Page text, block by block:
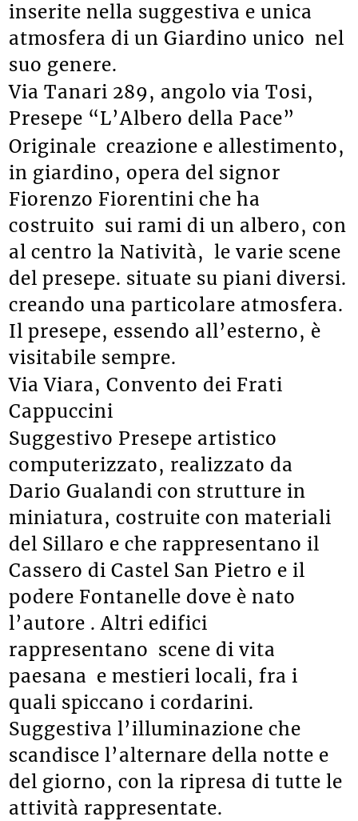
inserite nella suggestiva e unica
atmosfera di un Giardino unico nel
suo genere.
Via Tanari 289, angolo via Tosi,
Presepe “L’Albero della Pace”
Originale creazione e allestimento,
in giardino, opera del signor
Fiorenzo Fiorentini che ha
costruito sui rami di un albero, con
al centro la Natività, le varie scene
del presepe. situate su piani diversi.
creando una particolare atmosfera.
Il presepe, essendo all’esterno, è
visitabile sempre.
Via Viara, Convento dei Frati
Cappuccini
Suggestivo Presepe artistico
computerizzato, realizzato da
Dario Gualandi con strutture in
miniatura, costruite con materiali
del Sillaro e che rappresentano il
Cassero di Castel San Pietro e il
podere Fontanelle dove è nato
l’autore . Altri edifici
rappresentano scene di vita
paesana e mestieri locali, fra i
quali spiccano i cordarini.
Suggestiva l’illuminazione che
scandisce l’alternare della notte e
del giorno, con la ripresa di tutte le
attività rappresentate.